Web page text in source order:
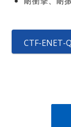
CTF-ENET-